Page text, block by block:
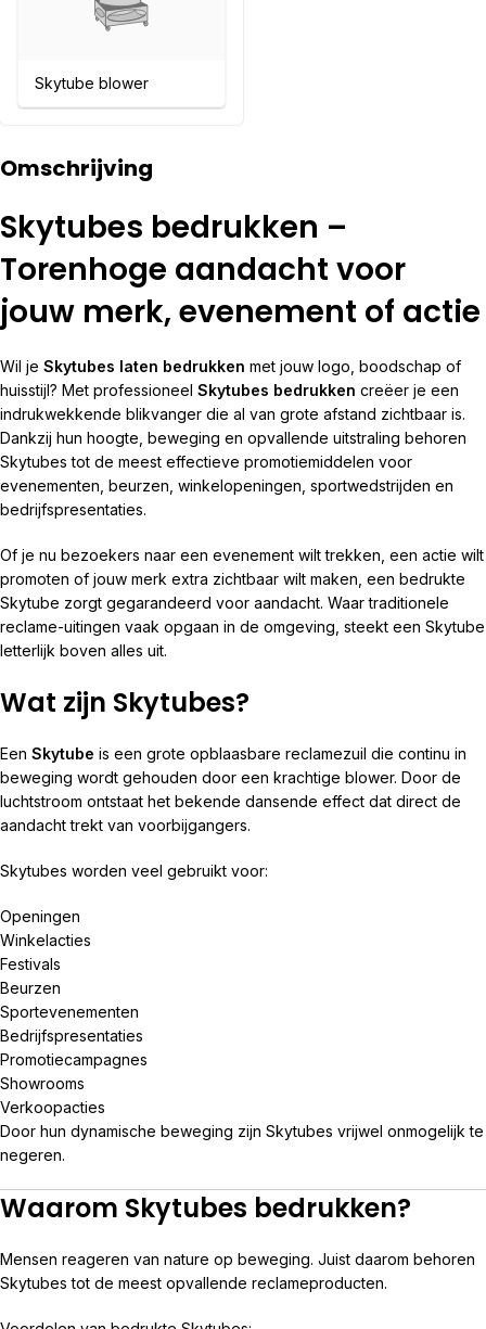
Skytube blower
Omschrijving
Skytubes bedrukken –
Torenhoge aandacht voor
jouw merk, evenement of actie
Wil je Skytubes laten bedrukken met jouw logo, boodschap of
huisstijl? Met professioneel Skytubes bedrukken creëer je een
indrukwekkende blikvanger die al van grote afstand zichtbaar is.
Dankzij hun hoogte, beweging en opvallende uitstraling behoren
Skytubes tot de meest effectieve promotiemiddelen voor
evenementen, beurzen, winkelopeningen, sportwedstrijden en
bedrijfspresentaties.
Of je nu bezoekers naar een evenement wilt trekken, een actie wilt
promoten of jouw merk extra zichtbaar wilt maken, een bedrukte
Skytube zorgt gegarandeerd voor aandacht. Waar traditionele
reclame-uitingen vaak opgaan in de omgeving, steekt een Skytube
letterlijk boven alles uit.
Wat zijn Skytubes?
Een Skytube is een grote opblaasbare reclamezuil die continu in
beweging wordt gehouden door een krachtige blower. Door de
luchtstroom ontstaat het bekende dansende effect dat direct de
aandacht trekt van voorbijgangers.
Skytubes worden veel gebruikt voor:
Openingen
Winkelacties
Festivals
Beurzen
Sportevenementen
Bedrijfspresentaties
Promotiecampagnes
Showrooms
Verkoopacties
Door hun dynamische beweging zijn Skytubes vrijwel onmogelijk te
negeren.
Waarom Skytubes bedrukken?
Mensen reageren van nature op beweging. Juist daarom behoren
Skytubes tot de meest opvallende reclameproducten.